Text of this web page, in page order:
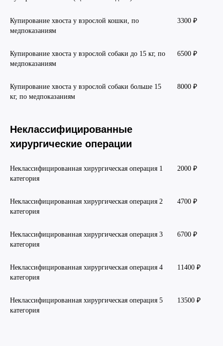
Купирование хвоста у взрослой кошки, по
медпоказаниям
3300 ₽
Купирование хвоста у взрослой собаки до 15 кг, по
медпоказаниям
6500 ₽
Купирование хвоста у взрослой собаки больше 15
кг, по медпоказаниям
8000 ₽
Неклассифицированные
хирургические операции
Неклассифицированная хирургическая операция 1
категория
2000 ₽
Неклассифицированная хирургическая операция 2
категория
4700 ₽
Неклассифицированная хирургическая операция 3
категория
6700 ₽
Неклассифицированная хирургическая операция 4
категория
11400 ₽
Неклассифицированная хирургическая операция 5
категория
13500 ₽
Главный ветеринарный врач
Узнать подробнее
Плесовских
Соболева